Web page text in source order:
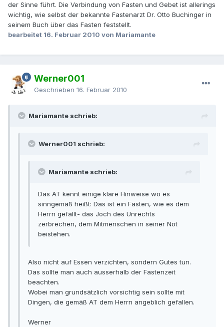
der Sinne führt. Die Verbindung von Fasten und Gebet ist allerings
wichtig, wie selbst der bekannte Fastenarzt Dr. Otto Buchinger in
seinem Buch über das Fasten feststellt.
bearbeitet 16. Februar 2010 von Mariamante
Werner001
Geschrieben 16. Februar 2010
Mariamante schrieb:
Werner001 schrieb:
Mariamante schrieb:
Das AT kennt einige klare Hinweise wo es
sinngemäß heißt: Das ist ein Fasten, wie es dem
Herrn gefällt- das Joch des Unrechts
zerbrechen, dem Mitmenschen in seiner Not
beistehen.
Also nicht auf Essen verzichten, sondern Gutes tun.
Das sollte man auch ausserhalb der Fastenzeit
beachten.
Wobei man grundsätzlich vorsichtig sein sollte mit
Dingen, die gemäß AT dem Herrn angeblich gefallen.
Werner